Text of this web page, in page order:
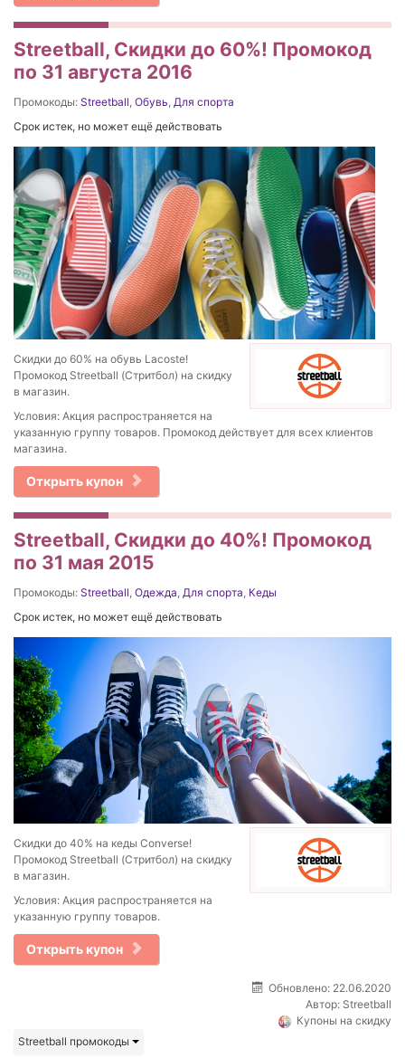
Streetball, Скидки до 60%! Промокод
по 31 августа 2016
Промокоды: Streetball, Обувь, Для спорта
Срок истек, но может ещё действовать
Скидки до 60% на обувь Lacoste!
Промокод Streetball (Стритбол) на скидку
в магазин.
Условия: Акция распространяется на
указанную группу товаров. Промокод действует для всех клиентов
магазина.
Открыть купон
Streetball, Скидки до 40%! Промокод
по 31 мая 2015
Промокоды: Streetball, Одежда, Для спорта, Кеды
Срок истек, но может ещё действовать
Скидки до 40% на кеды Converse!
Промокод Streetball (Стритбол) на скидку
в магазин.
Условия: Акция распространяется на
указанную группу товаров.
Открыть купон
Обновлено: 22.06.2020
Автор: Streetball
Купоны на скидку
Streetball промокоды